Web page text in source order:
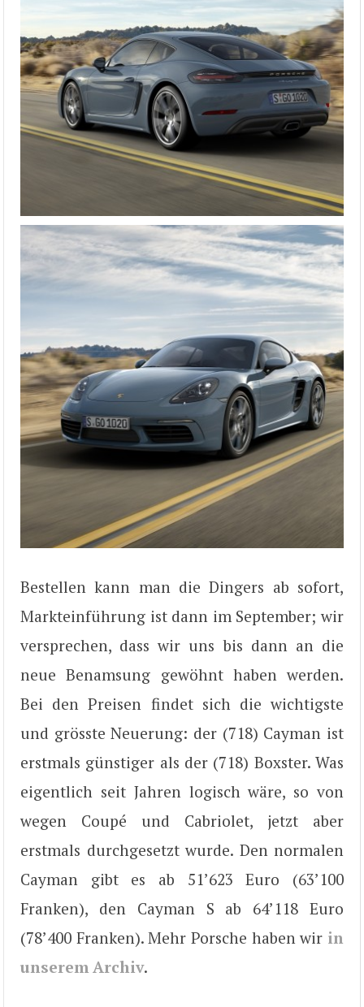
Bestellen kann man die Dingers ab sofort,
Markteinführung ist dann im September; wir
versprechen, dass wir uns bis dann an die
neue Benamsung gewöhnt haben werden.
Bei den Preisen findet sich die wichtigste
und grösste Neuerung: der (718) Cayman ist
erstmals günstiger als der (718) Boxster. Was
eigentlich seit Jahren logisch wäre, so von
wegen Coupé und Cabriolet, jetzt aber
erstmals durchgesetzt wurde. Den normalen
Cayman gibt es ab 51’623 Euro (63’100
Franken), den Cayman S ab 64’118 Euro
(78’400 Franken). Mehr Porsche haben wir in
unserem Archiv.